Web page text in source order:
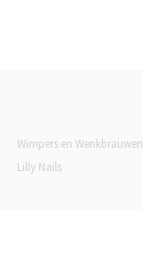
Wimpers en Wenkbrauwen
Lilly Nails